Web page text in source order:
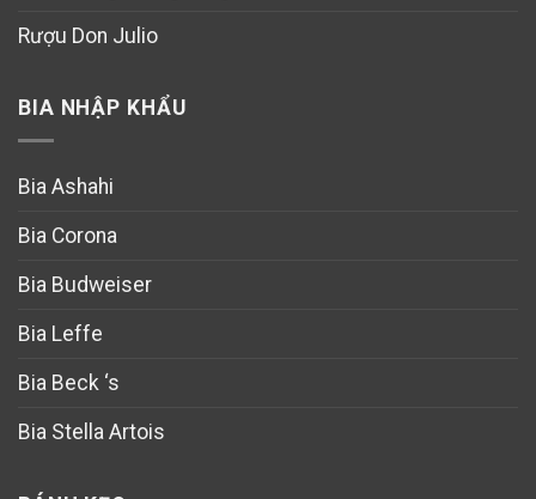
Rượu Don Julio
BIA NHẬP KHẨU
Bia Ashahi
Bia Corona
Bia Budweiser
Bia Leffe
Bia Beck ‘s
Bia Stella Artois